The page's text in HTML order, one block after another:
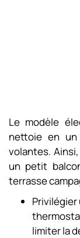
Le modèle
nettoie en
volantes.
un petit
terrasse
Privilégier
limiter la